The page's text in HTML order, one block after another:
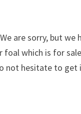
are sorry, but
foal which is for
not hesitate to get